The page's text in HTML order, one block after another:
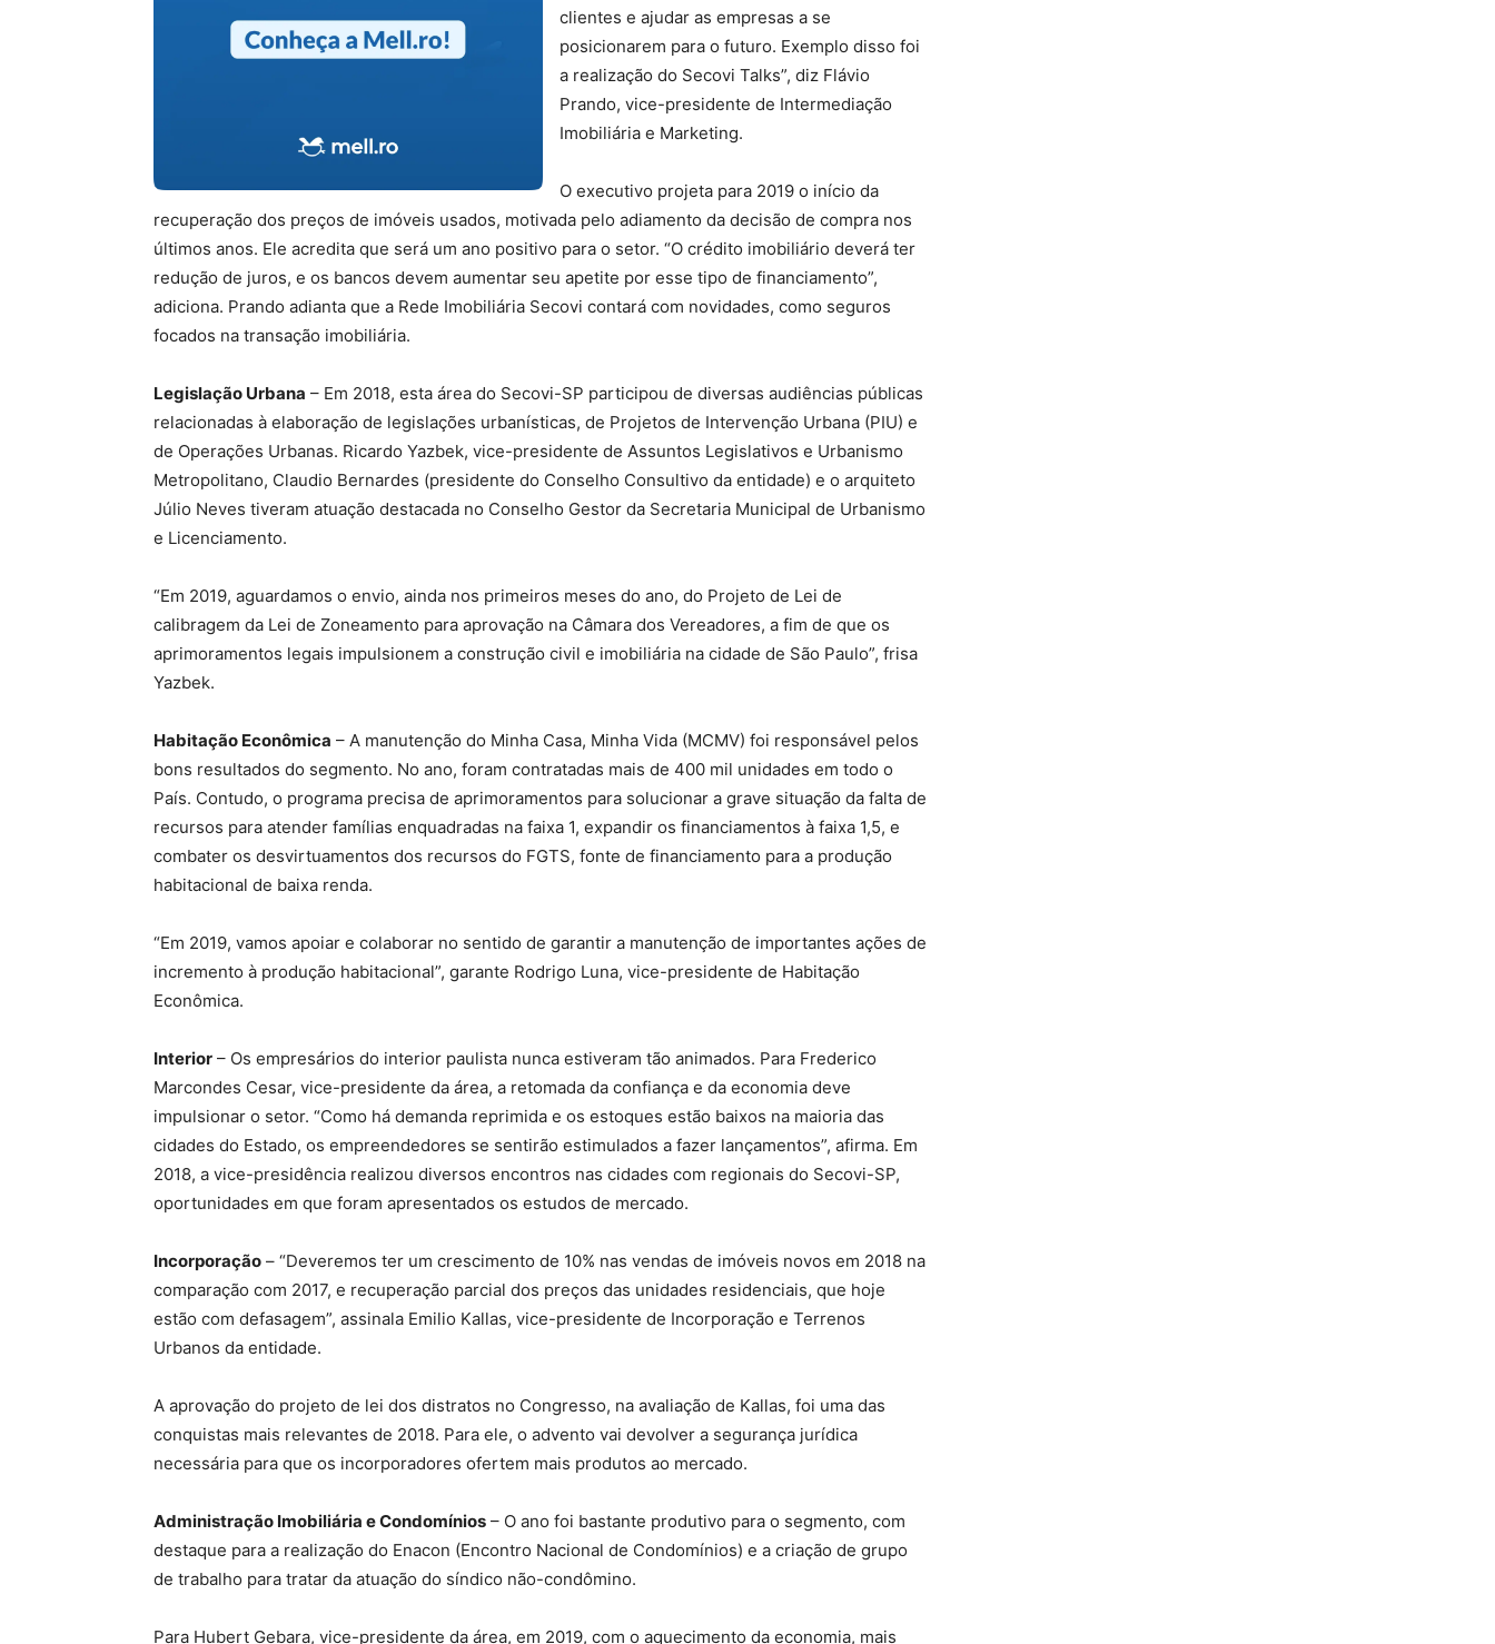
clientes e ajudar as empresas a se
posicionarem para o futuro. Exemplo disso foi
a realização do Secovi Talks”, diz Flávio
Prando, vice-presidente de Intermediação
Imobiliária e Marketing.
O executivo projeta para 2019 o início da
recuperação dos preços de imóveis usados, motivada pelo adiamento da decisão de compra nos
últimos anos. Ele acredita que será um ano positivo para o setor. “O crédito imobiliário deverá ter
redução de juros, e os bancos devem aumentar seu apetite por esse tipo de financiamento”,
adiciona. Prando adianta que a Rede Imobiliária Secovi contará com novidades, como seguros
focados na transação imobiliária.
Legislação Urbana – Em 2018, esta área do Secovi-SP participou de diversas audiências públicas
relacionadas à elaboração de legislações urbanísticas, de Projetos de Intervenção Urbana (PIU) e
de Operações Urbanas. Ricardo Yazbek, vice-presidente de Assuntos Legislativos e Urbanismo
Metropolitano, Claudio Bernardes (presidente do Conselho Consultivo da entidade) e o arquiteto
Júlio Neves tiveram atuação destacada no Conselho Gestor da Secretaria Municipal de Urbanismo
e Licenciamento.
“Em 2019, aguardamos o envio, ainda nos primeiros meses do ano, do Projeto de Lei de
calibragem da Lei de Zoneamento para aprovação na Câmara dos Vereadores, a fim de que os
aprimoramentos legais impulsionem a construção civil e imobiliária na cidade de São Paulo”, frisa
Yazbek.
Habitação Econômica – A manutenção do Minha Casa, Minha Vida (MCMV) foi responsável pelos
bons resultados do segmento. No ano, foram contratadas mais de 400 mil unidades em todo o
País. Contudo, o programa precisa de aprimoramentos para solucionar a grave situação da falta de
recursos para atender famílias enquadradas na faixa 1, expandir os financiamentos à faixa 1,5, e
combater os desvirtuamentos dos recursos do FGTS, fonte de financiamento para a produção
habitacional de baixa renda.
“Em 2019, vamos apoiar e colaborar no sentido de garantir a manutenção de importantes ações de
incremento à produção habitacional”, garante Rodrigo Luna, vice-presidente de Habitação
Econômica.
Interior – Os empresários do interior paulista nunca estiveram tão animados. Para Frederico
Marcondes Cesar, vice-presidente da área, a retomada da confiança e da economia deve
impulsionar o setor. “Como há demanda reprimida e os estoques estão baixos na maioria das
cidades do Estado, os empreendedores se sentirão estimulados a fazer lançamentos”, afirma. Em
2018, a vice-presidência realizou diversos encontros nas cidades com regionais do Secovi-SP,
oportunidades em que foram apresentados os estudos de mercado.
Incorporação – “Deveremos ter um crescimento de 10% nas vendas de imóveis novos em 2018 na
comparação com 2017, e recuperação parcial dos preços das unidades residenciais, que hoje
estão com defasagem”, assinala Emilio Kallas, vice-presidente de Incorporação e Terrenos
Urbanos da entidade.
A aprovação do projeto de lei dos distratos no Congresso, na avaliação de Kallas, foi uma das
conquistas mais relevantes de 2018. Para ele, o advento vai devolver a segurança jurídica
necessária para que os incorporadores ofertem mais produtos ao mercado.
Administração Imobiliária e Condomínios – O ano foi bastante produtivo para o segmento, com
destaque para a realização do Enacon (Encontro Nacional de Condomínios) e a criação de grupo
de trabalho para tratar da atuação do síndico não-condômino.
Para Hubert Gebara, vice-presidente da área, em 2019, com o aquecimento da economia, mais